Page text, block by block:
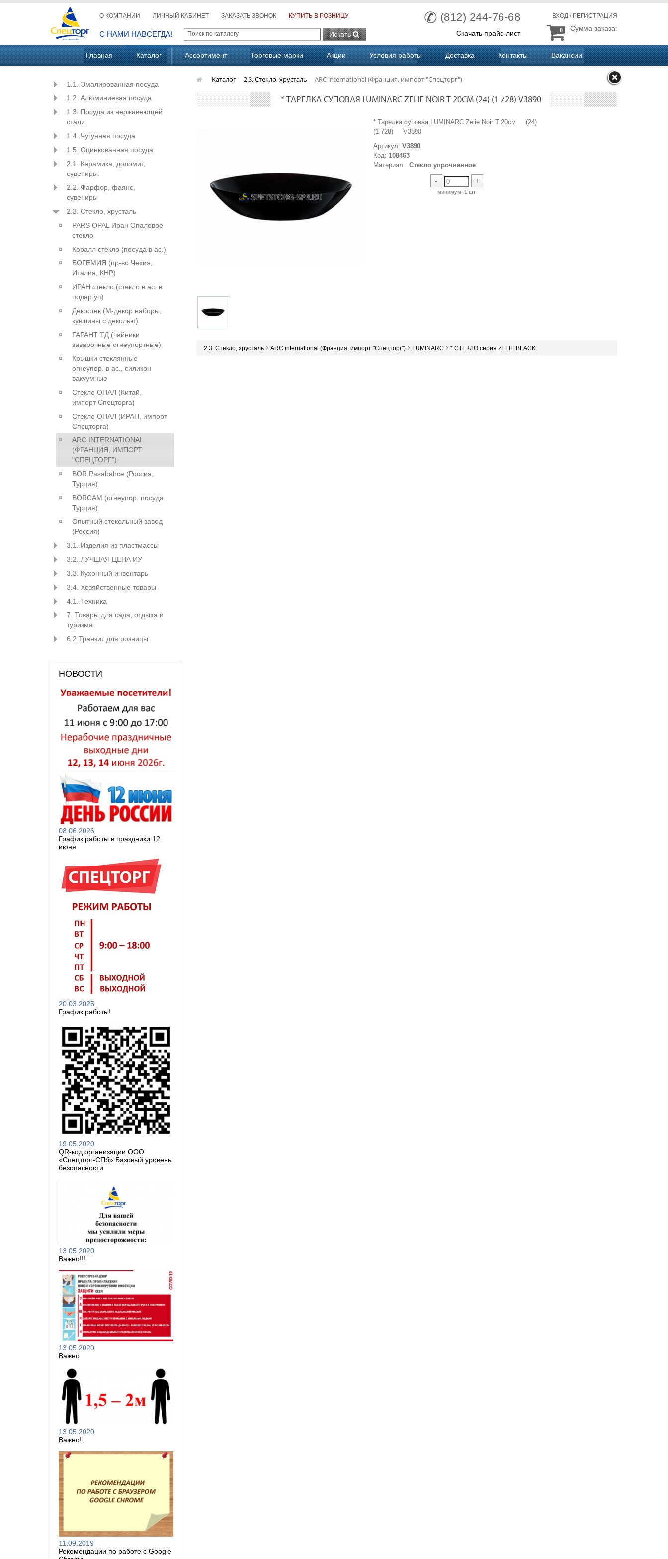
О КОМПАНИИ ЛИЧНЫЙ КАБИНЕТ ЗАКАЗАТЬ ЗВОНОК КУПИТЬ В РОЗНИЦУ
С НАМИ НАВСЕГДА! Искать
(812) 244-76-68
Скачать прайс-лист
ВХОД / РЕГИСТРАЦИЯ
Сумма заказа:
0
Главная Каталог Ассортимент Торговые марки Акции Условия работы Доставка Контакты Вакансии
1.1. Эмалированная посуда
1.2. Алюминиевая посуда
1.3. Посуда из нержавеющей
стали
1.4. Чугунная посуда
1.5. Оцинкованная посуда
2.1. Керамика, доломит,
сувениры.
2.2. Фарфор, фаянс,
сувениры
2.3. Стекло, хрусталь
PARS OPAL Иран Опаловое
стекло
Коралл стекло (посуда в ас.)
БОГЕМИЯ (пр-во Чехия,
Италия, КНР)
ИРАН стекло (стекло в ас. в
подар.уп)
Декостек (М-декор наборы,
кувшины с деколью)
ГАРАНТ ТД (чайники
заварочные огнеупортные)
Крышки стеклянные
огнеупор. в ас., силикон
вакуумные
Стекло ОПАЛ (Китай,
импорт Спецторга)
Стекло ОПАЛ (ИРАН, импорт
Спецторга)
ARC INTERNATIONAL
(ФРАНЦИЯ, ИМПОРТ
"СПЕЦТОРГ")
BOR Pasabahce (Росcия,
Турция)
BORCAM (огнеупор. посуда.
Турция)
Опытный стекольный завод
(Россия)
3.1. Изделия из пластмассы
3.2. ЛУЧШАЯ ЦЕНА ИУ
3.3. Кухонный инвентарь
3.4. Хозяйственные товары
4.1. Техника
7. Товары для сада, отдыха и
туризма
6,2 Транзит для розницы
НОВОСТИ
08.06.2026
График работы в праздники 12
июня
20.03.2025
График работы!
19.05.2020
QR-код организации ООО
«Спецторг-СПб» Базовый уровень
безопасности
13.05.2020
Важно!!!
13.05.2020
Важно
13.05.2020
Важно!
11.09.2019
Рекомендации по работе с Google
Каталог 2.3. Стекло, хрусталь ARC international (Франция, импорт "Спецторг")
* ТАРЕЛКА СУПОВАЯ LUMINARC ZELIE NOIR T 20СМ (24) (1 728) V3890
* Тарелка суповая LUMINARC Zelie Noir T 20см (24)
(1 728) V3890
Артикул:V3890
Код: 108463
Материал:
Стекло упрочненное
- +
минимум: 1 шт
2.3. Стекло, хрусталь ARC international (Франция, импорт "Спецторг") LUMINARC * СТЕКЛО серия ZELIE BLACK